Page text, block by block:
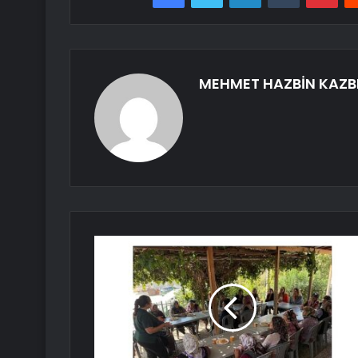
MEHMET HAZBİN